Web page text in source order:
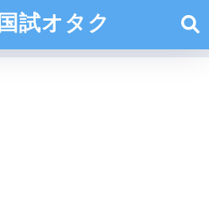
国試オタク